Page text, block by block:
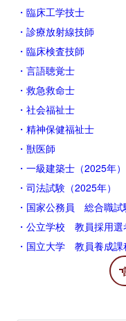
・臨床工学技士
・診療放射線技師
・臨床検査技師
・言語聴覚士
・救急救命士
・社会福祉士
・精神保健福祉士
・獣医師
・一級建築士（2025年）
・司法試験（2025年）
・国家公務員 総合職試
・公立学校 教員採用選
・国立大学 教員養成課